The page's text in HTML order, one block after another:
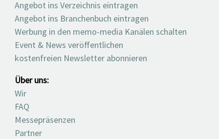
Angebot ins Verzeichnis eintragen
Angebot ins Branchenbuch eintragen
Werbung in den memo-media Kanälen schalten
Event & News veröffentlichen
kostenfreien Newsletter abonnieren
Über uns:
Wir
FAQ
Messepräsenzen
Partner